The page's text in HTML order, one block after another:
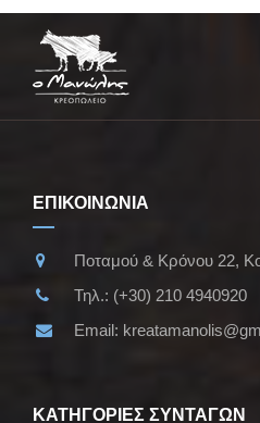
ΕΠΙΚΟΙΝΩΝΙΑ
Ποταμού & Κρόνου 22,
Τηλ.: (+30) 210 4940920
Email:
ΚΑΤΗΓΟΡΙΕΣ ΣΥΝΤΑΓΩΝ